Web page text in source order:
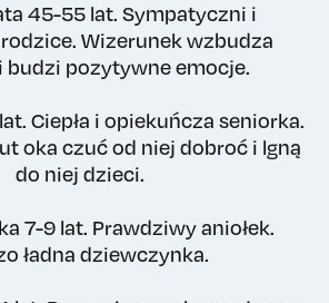
45-55 lat. Sympatyczni i
Wizerunek wzbudza
budzi pozytywne emocje.
Ciepła i opiekuńcza seniorka.
oka czuć od niej dobroć i lgną
do niej dzieci.
7-9 lat. Prawdziwy aniołek.
ładna dziewczynka.